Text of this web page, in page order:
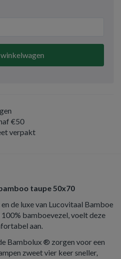
€50
verpakt
taupe 50x70
de luxe van Lucovitaal Bamboe
bamboevezel, voelt deze
aan.
Bambolux ® zorgen voor een
zweet vier keer sneller,